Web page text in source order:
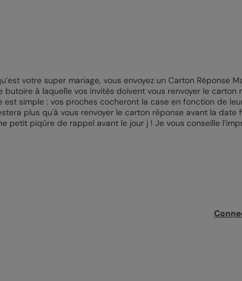
votre super mariage, vous envoyez un Carton Réponse
à laquelle vos invités doivent vous renvoyer le carton
est simple : vos proches cocheront la case en fonction de
plus qu'à vous renvoyer le carton réponse avant la date
petit piqûre de rappel avant le jour j ! Je vous conseille